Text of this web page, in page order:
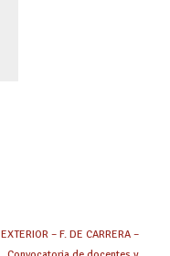
EXTERIOR – F. DE CARRERA –